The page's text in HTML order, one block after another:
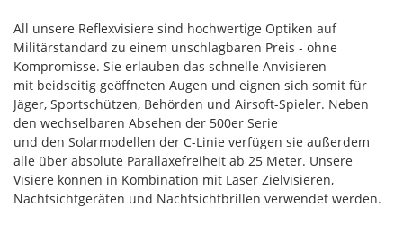
All unsere Reflexvisiere sind hochwertige Optiken auf
Militärstandard zu einem unschlagbaren Preis - ohne
Kompromisse. Sie erlauben das schnelle Anvisieren
mit beidseitig geöffneten Augen und eignen sich somit für
Jäger, Sportschützen, Behörden und Airsoft-Spieler. Neben
den wechselbaren Absehen der 500er Serie
und den Solarmodellen der C-Linie verfügen sie außerdem
alle über absolute Parallaxefreiheit ab 25 Meter. Unsere
Visiere können in Kombination mit Laser Zielvisieren,
Nachtsichtgeräten und Nachtsichtbrillen verwendet werden.